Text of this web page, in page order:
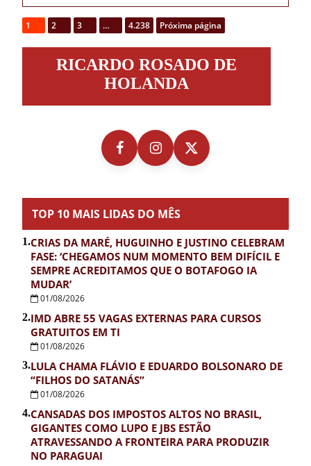
1 2 3 … 4.238 Próxima página
RosadoRICARDO ROSADO DE
HOLANDA
TOP 10 MAIS LIDAS DO MÊS
1.CRIAS DA MARÉ, HUGUINHO E JUSTINO CELEBRAM
FASE: ‘CHEGAMOS NUM MOMENTO BEM DIFÍCIL E
SEMPRE ACREDITAMOS QUE O BOTAFOGO IA
MUDAR’
01/08/2026
2.IMD ABRE 55 VAGAS EXTERNAS PARA CURSOS
GRATUITOS EM TI
01/08/2026
3.LULA CHAMA FLÁVIO E EDUARDO BOLSONARO DE
“FILHOS DO SATANÁS”
01/08/2026
4.CANSADAS DOS IMPOSTOS ALTOS NO BRASIL,
GIGANTES COMO LUPO E JBS ESTÃO
ATRAVESSANDO A FRONTEIRA PARA PRODUZIR
NO PARAGUAI